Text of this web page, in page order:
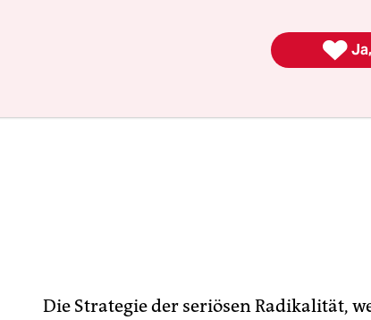
Die Strategie der seriösen Radikalität,
